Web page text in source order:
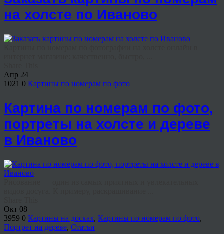
на холсте по Иваново
Апр 24
1021 0 Картины по номерам по фото
Картина по номерам по фото,
портреты на холсте и дереве
в Иваново
Окт 08
3959 0 Картины на досках, Картины по номерам по фото,
Портрет на дереве, Статьи